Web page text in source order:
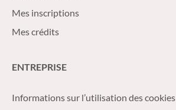
Mes inscriptions
Mes crédits
ENTREPRISE
Informations sur l’utilisation des cookies